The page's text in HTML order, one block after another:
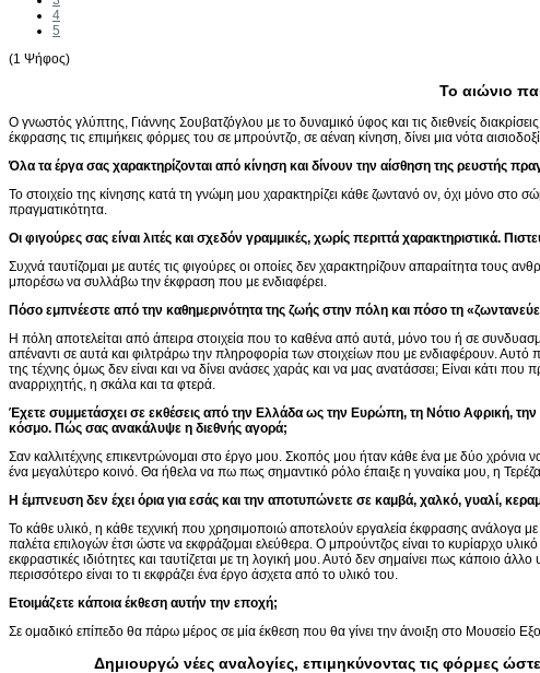
4
5
(1 Ψήφος)
Το αιώνιο
Ο γνωστός γλύπτης, Γιάννης Σουβατζόγλου με το δυναμικό ύφος και τις διεθνείς
έκφρασης τις επιμήκεις φόρμες του σε μπρούντζο, σε αέναη κίνηση, δίνει μια νότα
Όλα τα έργα σας χαρακτηρίζονται από κίνηση και δίνουν την αίσθηση της ρευστής
Το στοιχείο της κίνησης κατά τη γνώμη μου χαρακτηρίζει κάθε ζωντανό ον, όχι μόνο στο
πραγματικότητα.
Οι φιγούρες σας είναι λιτές και σχεδόν γραμμικές, χωρίς περιττά χαρακτηριστικά.
Συχνά ταυτίζομαι με αυτές τις φιγούρες οι οποίες δεν χαρακτηρίζουν απαραίτητα τους
μπορέσω να συλλάβω την έκφραση που με ενδιαφέρει.
Πόσο εμπνέεστε από την καθημερινότητα της ζωής στην πόλη και πόσο τη
Η πόλη αποτελείται από άπειρα στοιχεία που το καθένα από αυτά, μόνο του ή σε
απέναντι σε αυτά και φιλτράρω την πληροφορία των στοιχείων που με ενδιαφέρουν. Αυτό
της τέχνης όμως δεν είναι και να δίνει ανάσες χαράς και να μας ανατάσσει; Είναι κάτι
αναρριχητής, η σκάλα και τα φτερά.
Έχετε συμμετάσχει σε εκθέσεις από την Ελλάδα ως την Ευρώπη, τη Νότιο Αφρική, την
κόσμο. Πώς σας ανακάλυψε η διεθνής αγορά;
Σαν καλλιτέχνης επικεντρώνομαι στο έργο μου. Σκοπός μου ήταν κάθε ένα με δύο
ένα μεγαλύτερο κοινό. Θα ήθελα να πω πως σημαντικό ρόλο έπαιξε η γυναίκα μου, η Τερέζα,
Η έμπνευση δεν έχει όρια για εσάς και την αποτυπώνετε σε καμβά, χαλκό, γυαλί,
Το κάθε υλικό, η κάθε τεχνική που χρησιμοποιώ αποτελούν εργαλεία έκφρασης
παλέτα επιλογών έτσι ώστε να εκφράζομαι ελεύθερα. Ο μπρούντζος είναι το κυρίαρχο
εκφραστικές ιδιότητες και ταυτίζεται με τη λογική μου. Αυτό δεν σημαίνει πως κάποιο
περισσότερο είναι το τι εκφράζει ένα έργο άσχετα από το υλικό του.
Ετοιμάζετε κάποια έκθεση αυτήν την εποχή;
Σε ομαδικό επίπεδο θα πάρω μέρος σε μία έκθεση που θα γίνει την άνοιξη στο Μουσείο
Δημιουργώ νέες αναλογίες, επιμηκύνοντας τις φόρμες